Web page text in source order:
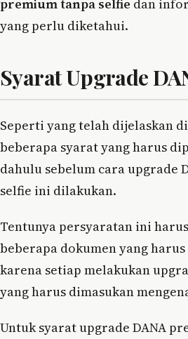
premium tanpa selfie dan
yang perlu diketahui.
Syarat Upgrade
Seperti yang telah dijelaskan
beberapa syarat yang harus
dahulu sebelum cara upgrade
selfie ini dilakukan.
Tentunya persyaratan ini
beberapa dokumen yang
karena setiap melakukan
yang harus dimasukan
Untuk syarat upgrade DANA